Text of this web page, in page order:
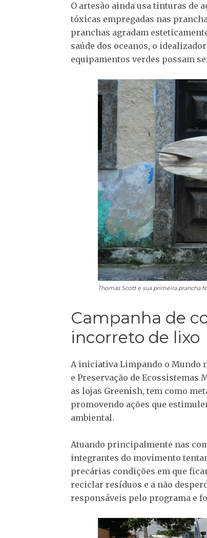
O artesão ainda usa tinturas de
tóxicas empregadas nas
pranchas agradam
saúde dos oceanos, o
equipamentos verdes possam
Thomas Scott e sua primeira prancha
Campanha de
incorreto de lixo
A iniciativa Limpando o Mundo
e Preservação de Ecossistemas
as lojas Greenish, tem como
promovendo ações que
ambiental.
Atuando principalmente nas
integrantes do movimento
precárias condições em que
reciclar resíduos e a não
responsáveis pelo programa e